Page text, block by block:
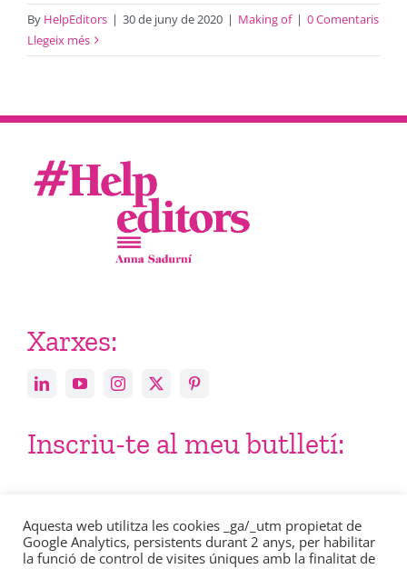
By HelpEditors | 30 de juny de 2020 | Making of | 0 Comentaris
Llegeix més
Xarxes:
Inscriu-te al meu butlletí:
Aquesta web utilitza les cookies _ga/_utm propietat de
Google Analytics, persistents durant 2 anys, per habilitar
la funció de control de visites úniques amb la finalitat de